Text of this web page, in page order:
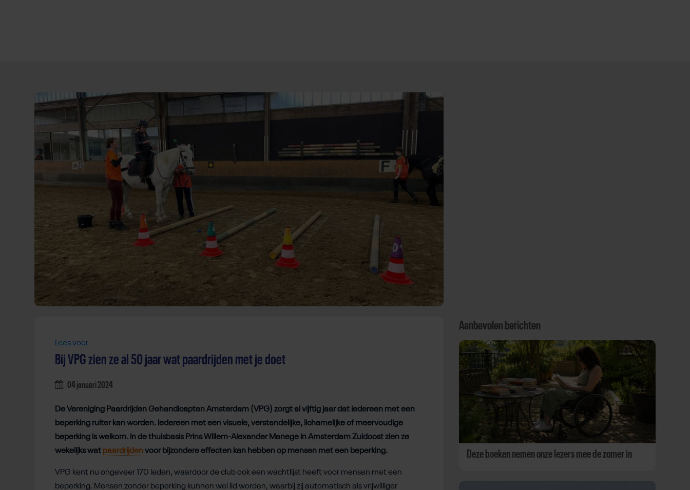
content
Lees voor
Bij VPG zien ze al 50 jaar wat paardrijden met je doet
04 januari 2024
De Vereniging Paardrijden Gehandicapten Amsterdam (VPG) zorgt al vijftig jaar dat iedereen met een
beperking ruiter kan worden. Iedereen met een visuele, verstandelijke, lichamelijke of meervoudige
beperking is welkom. In de thuisbasis Prins Willem-Alexander Manege in Amsterdam Zuidoost zien ze
wekelijks wat paardrijdenvoor bijzondere effecten kan hebben op mensen met een beperking.
VPG kent nu ongeveer 170 leden, waardoor de club ook een wachtlijst heeft voor mensen met een
beperking. Mensen zonder beperking kunnen wel lid worden, waarbij zij automatisch als vrijwilliger
Aanbevolen berichten
Deze boeken nemen onze lezers mee de zomer in